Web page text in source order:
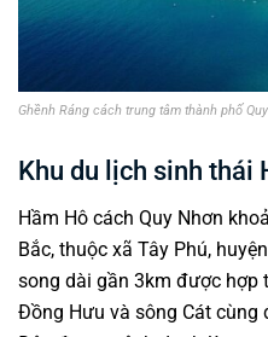
Ghềnh Ráng cách trung tâm thành phố
Khu du lịch sinh thái
Hầm Hô cách Quy Nhơn
Bắc, thuộc xã Tây Phú,
song dài gần 3km được hợp
Đồng Hưu và sông Cát cùng